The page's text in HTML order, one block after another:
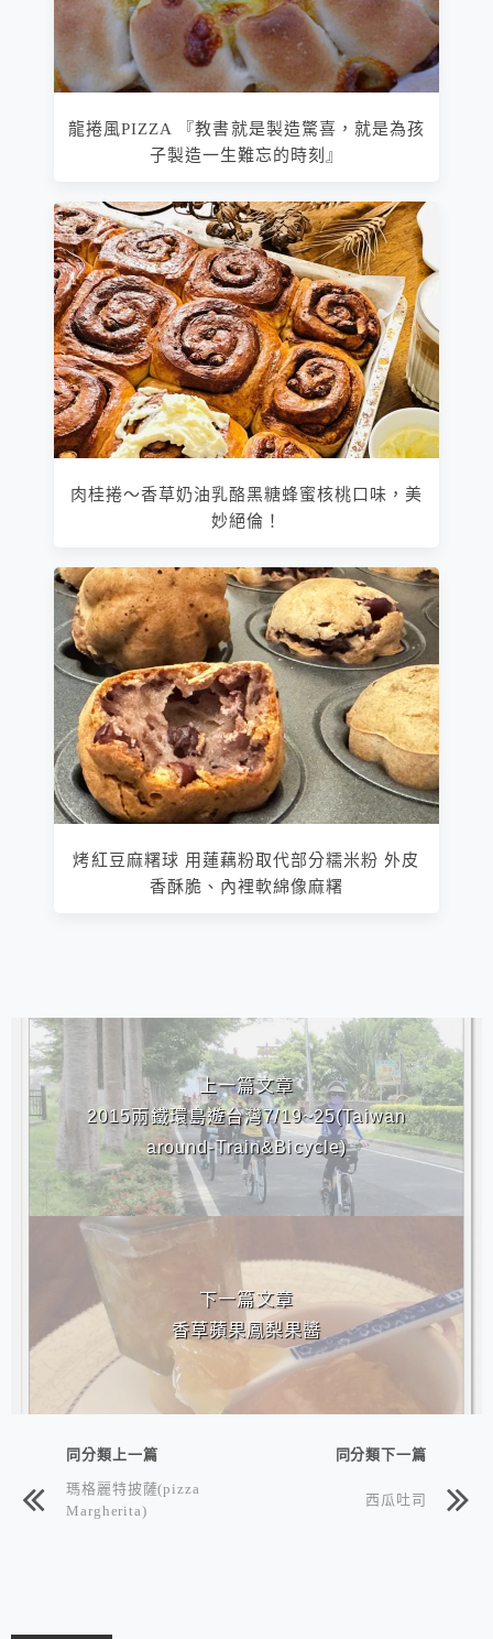
龍捲風PIZZA 『教書就是製造驚喜，就是為孩
子製造一生難忘的時刻』
肉桂捲～香草奶油乳酪黑糖蜂蜜核桃口味，美
妙絕倫！
烤紅豆麻糬球 用蓮藕粉取代部分糯米粉 外皮
香酥脆、內裡軟綿像麻糬
相連文章
上一篇文章
2015兩鐵環島遊台灣7/19~25(Taiwan
around-Train&Bicycle)
下一篇文章
香草蘋果鳳梨果醬
同分類上一篇
瑪格麗特披薩(pizza
Margherita)
同分類下一篇
西瓜吐司